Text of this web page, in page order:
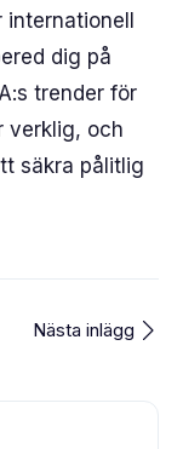
dig på
trender för
verklig, och
säkra pålitlig
Nästa inlägg